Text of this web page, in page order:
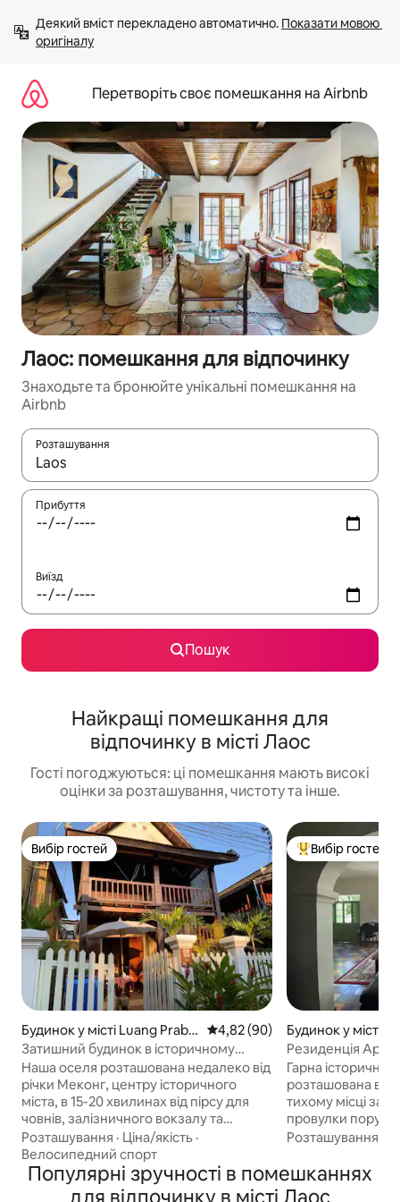
вмісту
Деякий вміст перекладено автоматично. Показати мовою
оригіналу
Перетворіть своє помешкання на Airbnb
Лаос: помешкання для відпочинку
Знаходьте та бронюйте унікальні помешкання на
Airbnb
Розташування
Отримавши результати пошуку, використовуйте для
Прибуття
Виїзд
Пошук
Найкращі помешкання для
відпочинку в місті Лаос
Гості погоджуються: ці помешкання мають високі
оцінки за розташування, чистоту та інше.
Вибір гостей
Вибір гостей
Будинок у місті Luang Praba
ng
Середня оцінка: 4,82 з 5,
4,82 (90)
Затишний будинок в історичному
центрі міста
Наша оселя розташована недалеко від
річки Меконг, центру історичного
міста, в 15-20 хвилинах від пірсу для
човнів, залізничного вокзалу та
аеропорту. Ресторани, кафе з
річковими терасами на заході сонця,
пекарня, невеликі магазини та
пральня в пішій доступності. Ідеально
Розташування · Ціна/якість ·
Велосипедний спорт
Топ вибір гостей
Вибір гостей
Будинок у місті
g
Резиденція
Гарна історична
розташована в
тихому місці за
провулки поруч
храмом Ват-Апхай. Ця класична
спальню з
та суміжною
Розташування
Популярні зручності в помешканнях